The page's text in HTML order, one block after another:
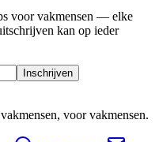
voor vakmensen — elke
kan op ieder
Inschrijven
voor vakmensen.